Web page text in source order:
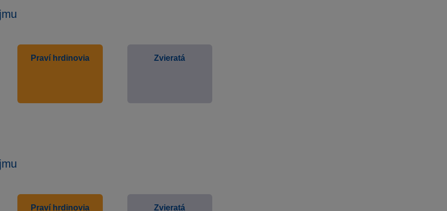
Praví hrdinovia Zvieratá
Praví hrdinovia Zvieratá